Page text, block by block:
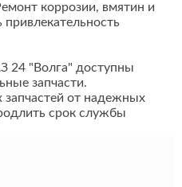
коррозии, вмятин и
24 "Волга" доступны
запчасти.
запчастей от надежных
срок службы